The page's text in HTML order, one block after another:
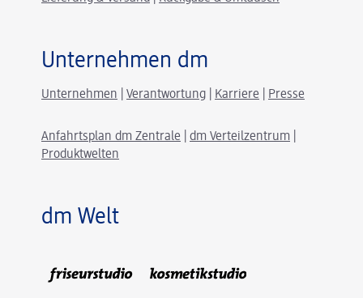
Unternehmen dm
Unternehmen Verantwortung Karriere Presse
Anfahrtsplan dm Zentrale dm Verteilzentrum
Produktwelten
dm Welt